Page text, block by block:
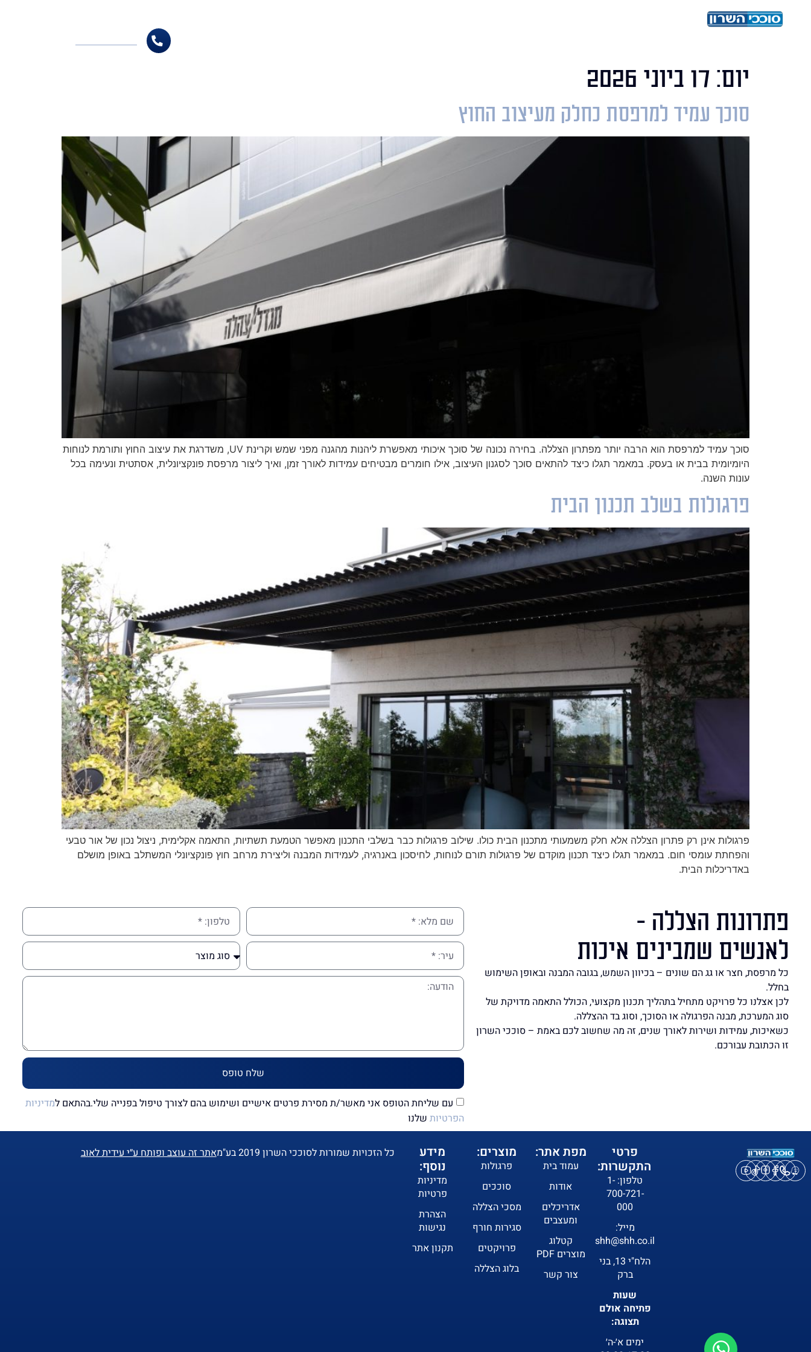
יום: 17 ביוני 2026
סוכך עמיד למרפסת כחלק מעיצוב החוץ
סוכך עמיד למרפסת הוא הרבה יותר מפתרון הצללה. בחירה נכונה של סוכך איכותי מאפשרת ליהנות מהגנה מפני שמש וקרינת UV, משדרגת את עיצוב החוץ ותורמת לנוחות
היומיומית בבית או בעסק. במאמר תגלו כיצד להתאים סוכך לסגנון העיצוב, אילו חומרים מבטיחים עמידות לאורך זמן, ואיך ליצור מרפסת פונקציונלית, אסתטית ונעימה בכל
עונות השנה.
פרגולות בשלב תכנון הבית
פרגולות אינן רק פתרון הצללה אלא חלק משמעותי מתכנון הבית כולו. שילוב פרגולות כבר בשלבי התכנון מאפשר הטמעת תשתיות, התאמה אקלימית, ניצול נכון של אור טבעי
והפחתת עומסי חום. במאמר תגלו כיצד תכנון מוקדם של פרגולות תורם לנוחות, לחיסכון באנרגיה, לעמידות המבנה וליצירת מרחב חוץ פונקציונלי המשתלב באופן מושלם
באדריכלות הבית.
פתרונות הצללה -
לאנשים שמבינים איכות
כל מרפסת, חצר או גג הם שונים – בכיוון השמש, בגובה המבנה ובאופן השימוש
בחלל.
לכן אצלנו כל פרויקט מתחיל בתהליך תכנון מקצועי, הכולל התאמה מדויקת של
סוג המערכת, מבנה הפרגולה או הסוכך, וסוג בד ההצללה.
כשאיכות, עמידות ושירות לאורך שנים, זה מה שחשוב לכם באמת – סוככי השרון
זו הכתובת עבורכם.
עם שליחת הטופס אני מאשר/ת מסירת פרטים אישיים ושימוש בהם לצורך טיפול בפנייה שלי.בהתאם למדיניות
הפרטיות שלנו
שלח טופס
פרטי
התקשרות:
טלפון: 1-
700-721-
000
מייל:
shh@shh.co.il
הלח"י 13, בני
ברק
שעות
פתיחה אולם
תצוגה:
ימים א׳-ה׳
מפת אתר:
עמוד בית
אודות
אדריכלים
ומעצבים
קטלוג
מוצרים PDF
צור קשר
מוצרים:
פרגולות
סוככים
מסכי הצללה
סגירות חורף
פרויקטים
בלוג הצללה
מידע
נוסף:
מדיניות
פרטיות
הצהרת
נגישות
תקנון אתר
כל הזכויות שמורות לסוככי השרון 2019 בע"מ אתר זה עוצב ופותח ע״י עידית לאוב